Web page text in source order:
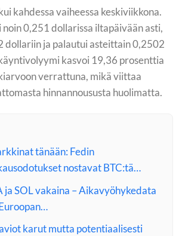
kahdessa vaiheessa keskiviikkona.
noin 0,251 dollarissa iltapäivään asti,
dollariin ja palautui asteittain 0,2502
kasvoi 19,36 prosenttia
verrattuna, mikä viittaa
hinnannoususta huolimatta.
tänään: Fedin
nostavat BTC:tä…
ja SOL vakaina – Aikavyöhykedata
karut mutta potentiaalisesti